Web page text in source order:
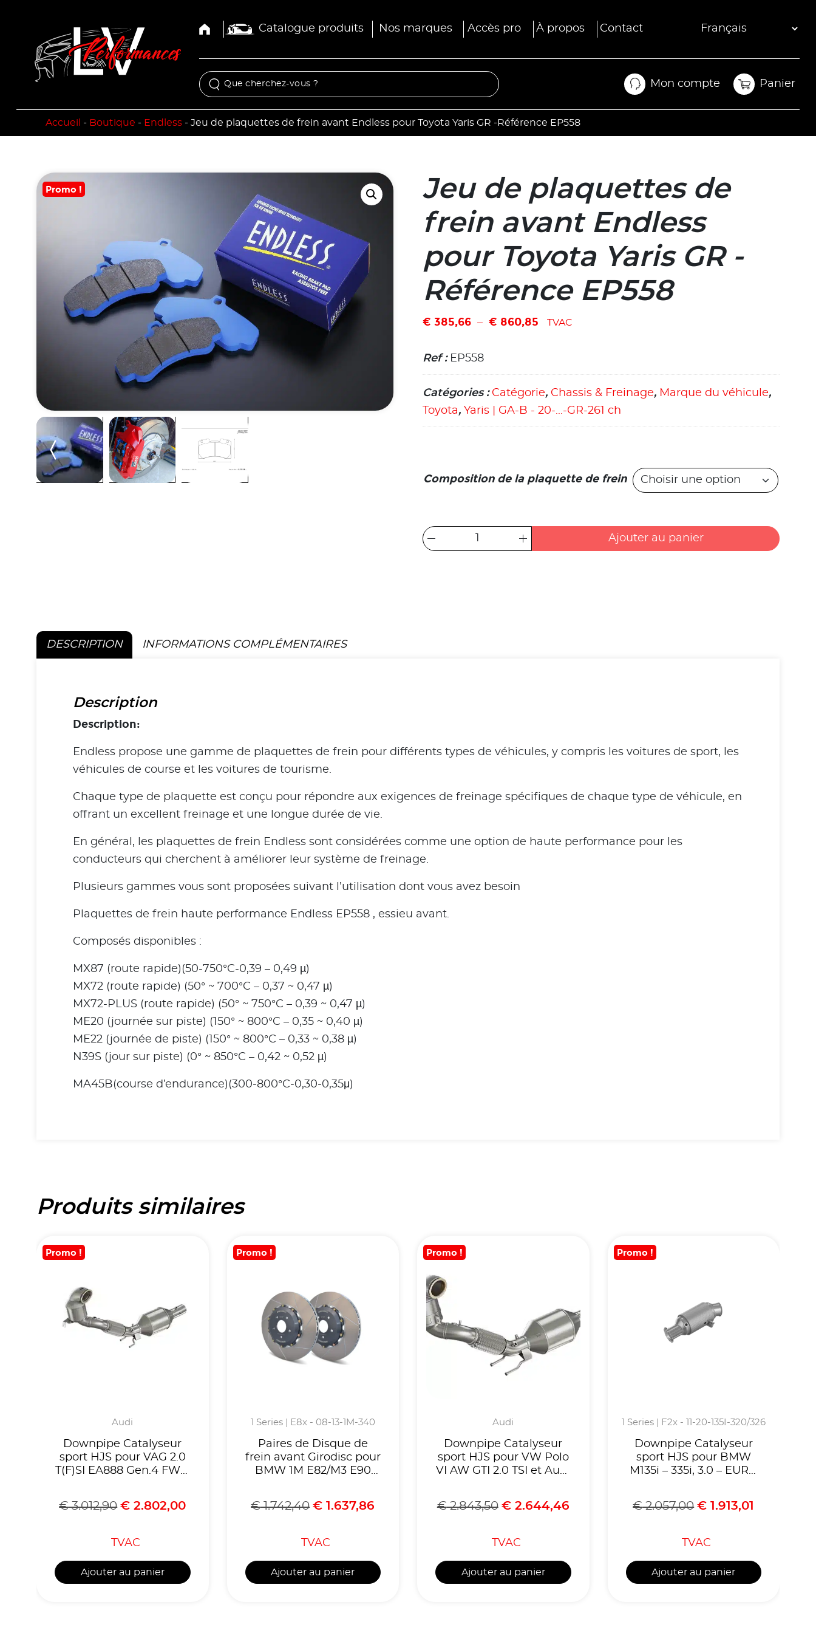
Catalogue produits Nos marques Accès pro À propos Contact
Mon compte
Mon compte
Panier
Panier
Accueil - Boutique - Endless - Jeu de plaquettes de frein avant Endless pour Toyota Yaris GR -Référence EP558
Promo !
Jeu de plaquettes de
frein avant Endless
pour Toyota Yaris GR -
Référence EP558
€ 385,66 – € 860,85 TVAC
Ref : EP558
Catégories : Catégorie, Chassis & Freinage, Marque du véhicule,
Toyota,Yaris | GA-B - 20-...-GR-261 ch
Composition de la plaquette de frein
Ajouter au panier
DESCRIPTION INFORMATIONS COMPLÉMENTAIRES
Description
Description:
Endless propose une gamme de plaquettes de frein pour différents types de véhicules, y compris les voitures de sport, les
véhicules de course et les voitures de tourisme.
Chaque type de plaquette est conçu pour répondre aux exigences de freinage spécifiques de chaque type de véhicule, en
offrant un excellent freinage et une longue durée de vie.
En général, les plaquettes de frein Endless sont considérées comme une option de haute performance pour les
conducteurs qui cherchent à améliorer leur système de freinage.
Plusieurs gammes vous sont proposées suivant l’utilisation dont vous avez besoin
Plaquettes de frein haute performance Endless EP558 , essieu avant.
Composés disponibles :
MX87 (route rapide)(50-750°C-0,39 – 0,49 µ)
MX72 (route rapide) (50° ~ 700°C – 0,37 ~ 0,47 µ)
MX72-PLUS (route rapide) (50° ~ 750°C – 0,39 ~ 0,47 µ)
ME20 (journée sur piste) (150° ~ 800°C – 0,35 ~ 0,40 µ)
ME22 (journée de piste) (150° ~ 800°C – 0,33 ~ 0,38 µ)
N39S (jour sur piste) (0° ~ 850°C – 0,42 ~ 0,52 µ)
MA45B(course d’endurance)(300-800°C-0,30-0,35μ)
Produits similaires
Promo !
Audi
Downpipe Catalyseur
sport HJS pour VAG 2.0
T(F)SI EA888 Gen.4 FWD
Formentor,Skoda
CE,référence 90821180
€3.012,90 € 2.802,00
TVAC
Ajouter au panier
Promo !
1 Series | E8x - 08-13-1M-340
Paires de Disque de
frein avant Girodisc pour
BMW 1M E82/M3 E90
€1.742,40 € 1.637,86
TVAC
Ajouter au panier
Promo !
Audi
Downpipe Catalyseur
sport HJS pour VW Polo
VI AW GTI 2.0 TSI et Audi
référence 90821165
€2.843,50 €2.644,46
TVAC
Ajouter au panier
Promo !
1 Series | F2x - 11-20-135I-320/326
Downpipe Catalyseur
sport HJS pour BMW
M135i – 335i, 3.0 – EURO
CE,référence 90812015
€2.057,00 € 1.913,01
TVAC
Ajouter au panier